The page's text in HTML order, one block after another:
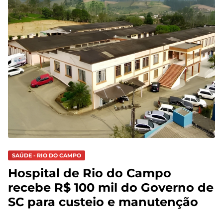
SAÚDE - RIO DO CAMPO
Hospital de Rio do Campo
recebe R$ 100 mil do Governo de
SC para custeio e manutenção